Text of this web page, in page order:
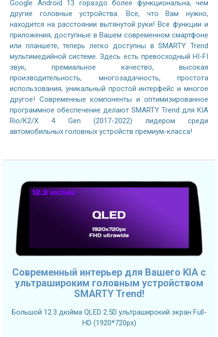
Google Android 13 гораздо более функциональна, чем
другие головные устройства. Все, что Вам нужно,
находится на расстоянии вытянутой руки! Все функции и
приложения, доступные в Вашем современном смартфоне
или планшете, теперь легко доступны в SMARTY Trend
мультимедийной системе. Здесь есть превосходный HI-FI
звук, премиальное качество, высокая
производительность, многозадачность, простота
использования, уникальный простой интерфейс и многое
другое! Современные компоненты и оптимизированное
программное обеспечение делают SMARTY Trend для KIA
Rio/K2/X 4 Gen (2017-2022) лидером среди
автомобильных головных устройств премиум-класса!
Современный интерьер для Вашего KIA с
ультрашироким головным устройством
SMARTY Trend!
Большой 12.3 дюйма QLED 2.5D ультраширокий экран Full-
HD (1920*720px)